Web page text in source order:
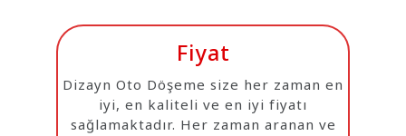
Fiyat
Dizayn Oto Döşeme size her zaman en
iyi, en kaliteli ve en iyi fiyatı
sağlamaktadır. Her zaman aranan ve